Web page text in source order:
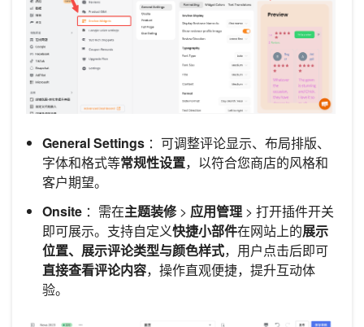
General Settings ：可调整评论显示、布局排版、
字体和格式等常规性设置，以符合您商店的风格和
客户期望。
Onsite ：需在主题装修> 应用管理 > 打开插件开关
即可展示。支持自定义快捷小部件在网站上的展示
位置、展示评论类型与颜色样式，用户点击后即可
直接查看评论内容，操作直观便捷，提升互动体
验。